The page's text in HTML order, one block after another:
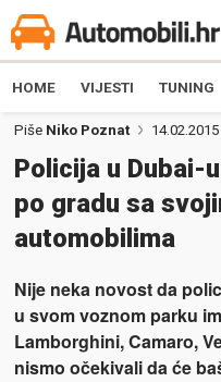
HOME VIJESTI TUNING
Piše Niko Poznat 14.02.2015
Policija u Dubai-
po gradu sa
automobilima
Nije neka novost da
u svom voznom parku
Lamborghini, Camaro,
nismo očekivali da će